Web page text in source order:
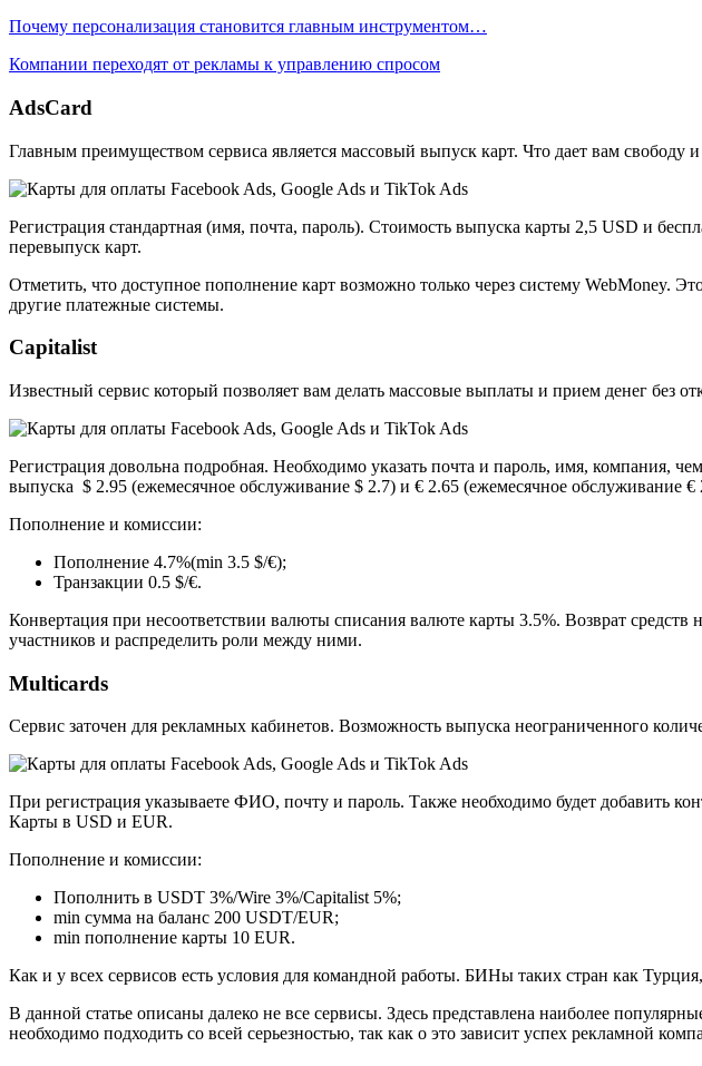
Почему персонализация становится главным инструментом…
Компании переходят от рекламы к управлению спросом
AdsСard
Главным преимуществом сервиса является массовый выпуск карт. Что дает вам свободу
Регистрация стандартная (имя, почта, пароль). Стоимость выпуска карты 2,5 USD и
перевыпуск карт.
Отметить, что доступное пополнение карт возможно только через систему WebMoney.
другие платежные системы.
Capitalist
Известный сервис который позволяет вам делать массовые выплаты и прием денег без
Регистрация довольна подробная. Необходимо указать почта и пароль, имя,
выпуска $ 2.95 (ежемесячное обслуживание $ 2.7) и € 2.65 (ежемесячное обслуживание €
Пополнение и комиссии:
Пополнение 4.7%(min 3.5 $/€);
Транзакции 0.5 $/€.
Конвертация при несоответствии валюты списания валюте карты 3.5%. Возврат
участников и распределить роли между ними.
Multicards
Сервис заточен для рекламных кабинетов. Возможность выпуска неограниченного
При регистрация указываете ФИО, почту и пароль. Также необходимо будет добавить
Карты в USD и EUR.
Пополнение и комиссии:
Пополнить в USDT 3%/Wire 3%/Capitalist 5%;
min сумма на баланс 200 USDT/EUR;
min пополнение карты 10 EUR.
Как и у всех сервисов есть условия для командной работы. БИНы таких стран как
В данной статье описаны далеко не все сервисы. Здесь представлена наиболее
необходимо подходить со всей серьезностью, так как о это зависит успех рекламной